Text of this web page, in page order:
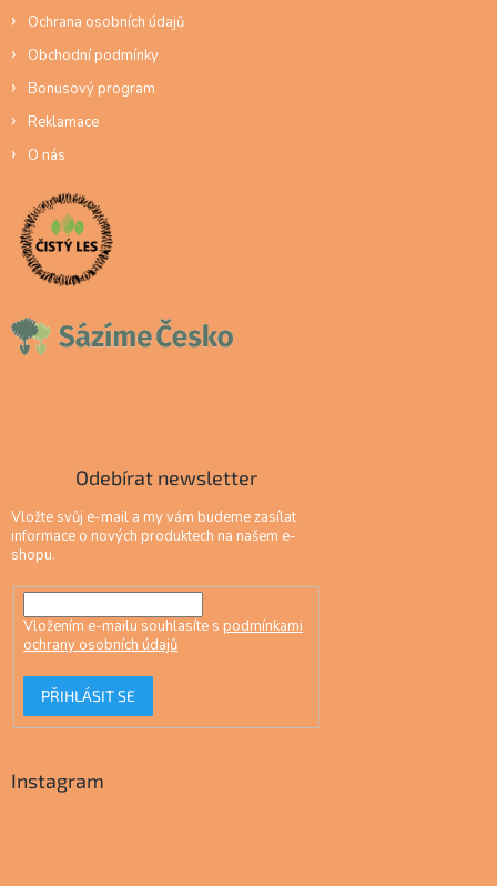
Ochrana osobních údajů
Obchodní podmínky
Bonusový program
Reklamace
O nás
Odebírat newsletter
Vložte svůj e-mail a my vám budeme zasílat
informace o nových produktech na našem e-
shopu.
Vložením e-mailu souhlasíte s podmínkami
ochrany osobních údajů
PŘIHLÁSIT SE
Instagram